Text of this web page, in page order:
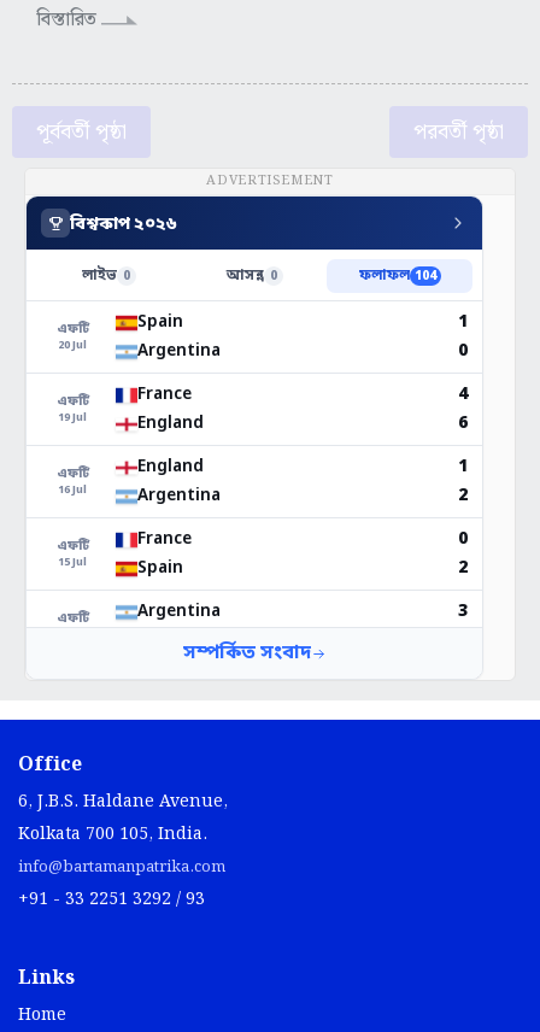
বিস্তারিত
পূর্ববর্তী পৃষ্ঠা পরবর্তী পৃষ্ঠা
ADVERTISEMENT
Office
6, J.B.S. Haldane Avenue,
Kolkata 700 105, India.
info@bartamanpatrika.com
+91 - 33 2251 3292 / 93
Links
Home